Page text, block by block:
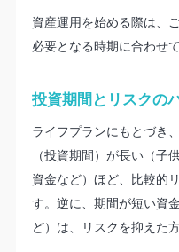
資産運用を始める際は、
必要となる時期に合わせ
投資期間とリスクの
ライフプランにもとづき
（投資期間）が長い（子
資金など）ほど、比較的
す。逆に、期間が短い資
ど）は、リスクを抑えた